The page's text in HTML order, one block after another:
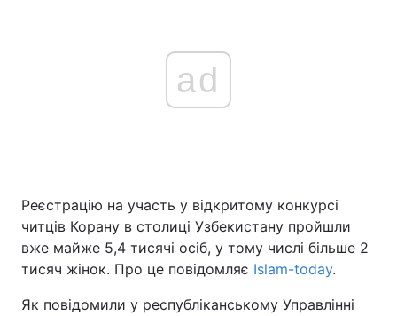
Головна
ad
Реєстрацію на участь у відкритому конкурсі
читців Корану в столиці Узбекистану пройшли
вже майже 5,4 тисячі осіб, у тому числі більше 2
тисяч жінок. Про це повідомляє Islam-today.
Як повідомили у республіканському Управлінні